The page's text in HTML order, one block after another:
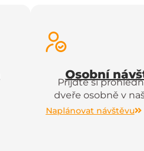
Osobní
Přijďte si
dveře osobně v
Naplánovat návštěvu